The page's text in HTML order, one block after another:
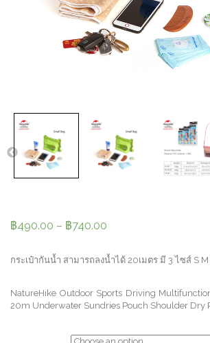
฿490.00 – ฿740.00
กระเป๋ากันน้ำ สามารถลงน้ำได้ 20เมตร มี 3 ไซส์ S M
NatureHike Outdoor Sports Driving
20m Underwater Sundries Pouch Shoulder Dry